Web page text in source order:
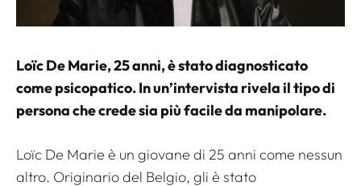
Loïc De Marie, 25 anni, è stato diagnosticato
come psicopatico. In un’intervista rivela il tipo di
persona che crede sia più facile da manipolare.
Loïc De Marie è un giovane di 25 anni come nessun
altro. Originario del Belgio, gli è stato